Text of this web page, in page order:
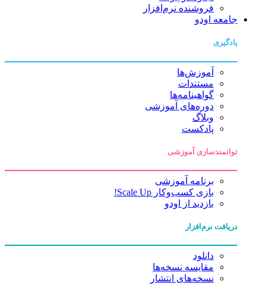
فروشنده نرم‌افزار
جامعه اودو
یادگیری
آموزش‌ها
مستندات
گواهینامه‌ها
دوره‌های آموزشی
وبلاگ
پادکست
توانمندسازی آموزشی
برنامه آموزشی
بازی کسب‌وکار Scale Up!
بازدید از اودو
دریافت نرم‌افزار
دانلود
مقایسه نسخه‌ها
نسخه‌های انتشار